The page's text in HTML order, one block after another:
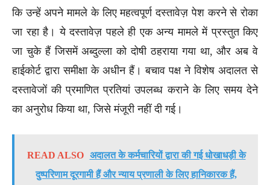
कि उन्हें अपने मामले के लिए महत्वपूर्ण दस्तावेज़ पेश करने से रोका
जा रहा है। ये दस्तावेज़ पहले ही एक अन्य मामले में प्रस्तुत किए
जा चुके हैं जिसमें अब्दुल्ला को दोषी ठहराया गया था, और अब वे
हाईकोर्ट द्वारा समीक्षा के अधीन हैं। बचाव पक्ष ने विशेष अदालत से
दस्तावेजों की प्रमाणित प्रतियां उपलब्ध कराने के लिए समय देने
का अनुरोध किया था, जिसे मंजूरी नहीं दी गई।
READ ALSO
अदालत के कर्मचारियों द्वारा की गई धोखाधड़ी के
दुष्परिणाम दूरगामी हैं और न्याय प्रणाली के लिए हानिकारक हैं,